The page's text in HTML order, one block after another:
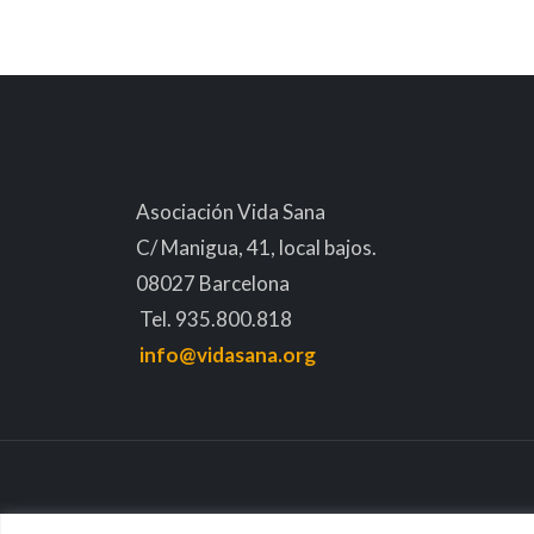
Asociación Vida Sana
C/ Manigua, 41, local bajos.
08027 Barcelona
Tel. 935.800.818
info@vidasana.org